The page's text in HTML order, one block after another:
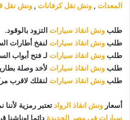
المعدات , ونش نقل كرفانات , ونش نقل
طلب ونش انقاذ سيارات التزود بالوقود.
طلب ونش انقاذ سيارات لنفخ أطارات
طلب ونش انقاذ سيارات لـ فتح أبواب
طلب ونش انقاذ سيارات لأخد وصلة
طلب ونش انقاذ سيارات لنقلك لاقرب
أسعار ونش انقاذ الرواد تعتبر رمزية لأننا
سيارات في مصر الجديدة دائما اوناشنا